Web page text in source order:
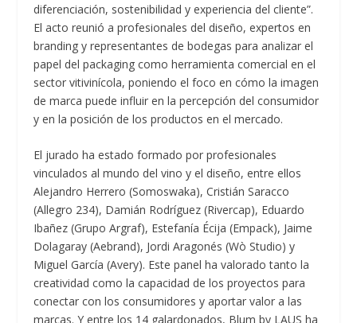
diferenciación, sostenibilidad y experiencia del cliente”.
El acto reunió a profesionales del diseño, expertos en
branding y representantes de bodegas para analizar el
papel del packaging como herramienta comercial en el
sector vitivinícola, poniendo el foco en cómo la imagen
de marca puede influir en la percepción del consumidor
y en la posición de los productos en el mercado.
El jurado ha estado formado por profesionales
vinculados al mundo del vino y el diseño, entre ellos
Alejandro Herrero (Somoswaka), Cristián Saracco
(Allegro 234), Damián Rodríguez (Rivercap), Eduardo
Ibañez (Grupo Argraf), Estefanía Écija (Empack), Jaime
Dolagaray (Aebrand), Jordi Aragonés (Wò Studio) y
Miguel García (Avery). Este panel ha valorado tanto la
creatividad como la capacidad de los proyectos para
conectar con los consumidores y aportar valor a las
marcas. Y entre los 14 galardonados, Blum by LAUS ha